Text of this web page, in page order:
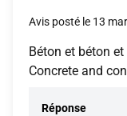
Avis posté le 13
Béton et béton
Concrete and
Réponse